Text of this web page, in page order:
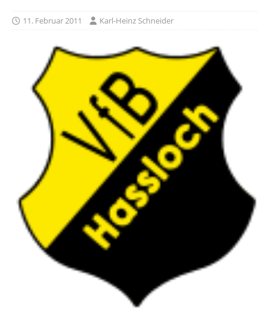
11. Februar 2011 Karl-Heinz Schneider